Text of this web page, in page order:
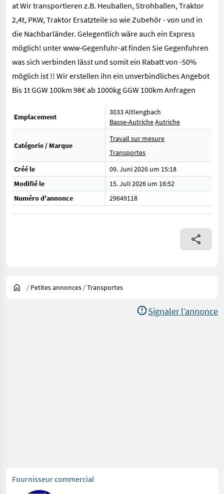
at Wir transportieren z.B. Heuballen, Strohballen, Traktor
2,4t, PKW, Traktor Ersatzteile so wie Zubehör - von und in
die Nachbarländer. Gelegentlich wäre auch ein Express
möglich! unter www-Gegenfuhr-at finden Sie Gegenfuhren
was sich verbinden lässt und somit ein Rabatt von -50%
möglich ist !! Wir erstellen ihn ein unverbindliches Angebot
Bis 1t GGW 100km 98€ ab 1000kg GGW 100km Anfragen
Emplacement
3033 Altlengbach
Basse-AutricheAutriche
Catégorie / Marque
Travail sur mesure
Transportes
Créé le
09. Juni 2026 um 15:18
Modifié le
15. Juli 2026 um 16:52
Numéro d'annonce
29649118
/ Petites annonces /Transportes
Signaler l’annonce
Fournisseur commercial